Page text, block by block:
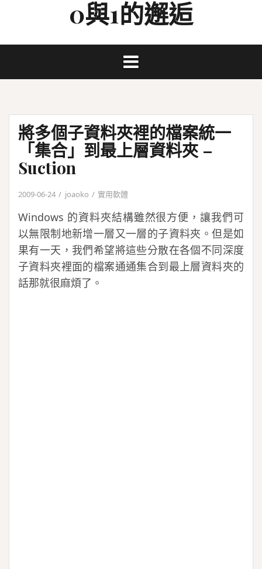
0與1的邂逅
將多個子資料夾裡的檔案統一
「集合」到最上層資料夾 –
Suction
2009-06-24 joaoko 實用軟體
Windows 的資料夾結構雖然很方便，讓我們可
以無限制地新增一層又一層的子資料夾。但是如
果有一天，我們希望將這些分散在各個不同深度
子資料夾裡面的檔案通通集合到最上層資料夾的
話那就很麻煩了。